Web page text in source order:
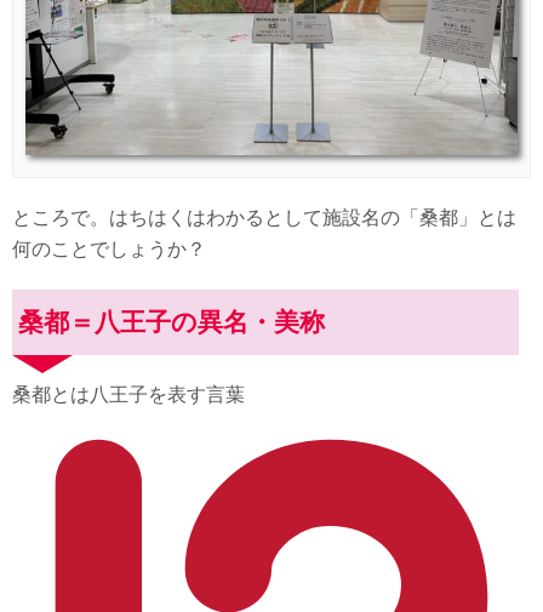
ところで。はちはくはわかるとして施設名の「桑都」とは
何のことでしょうか？
桑都＝八王子の異名・美称
桑都とは八王子を表す言葉